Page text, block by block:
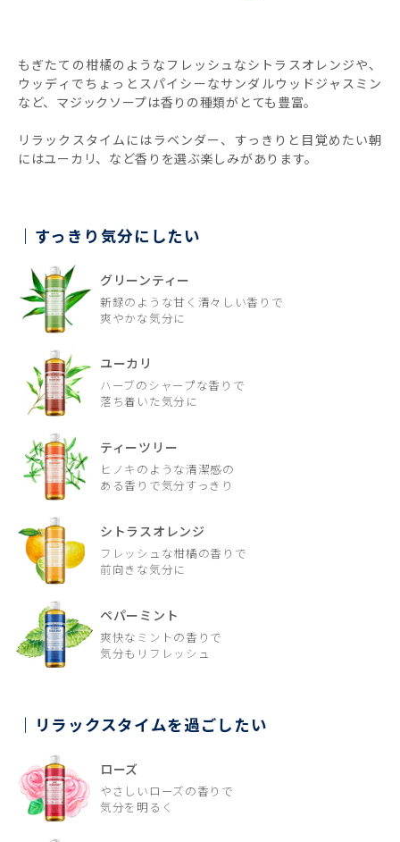
もぎたての柑橘のようなフレッシュなシトラスオレンジや、
ウッディでちょっとスパイシーなサンダルウッドジャスミン
など、マジックソープは香りの種類がとても豊富。
リラックスタイムにはラベンダー、すっきりと目覚めたい朝
にはユーカリ、など香りを選ぶ楽しみがあります。
すっきり気分にしたい
グリーンティー
新録のような甘く清々しい香りで
爽やかな気分に
ユーカリ
ハーブのシャープな香りで
落ち着いた気分に
ティーツリー
ヒノキのような清潔感の
ある香りで気分すっきり
シトラスオレンジ
フレッシュな柑橘の香りで
前向きな気分に
ペパーミント
爽快なミントの香りで
気分もリフレッシュ
リラックスタイムを過ごしたい
ローズ
やさしいローズの香りで
気分を明るく